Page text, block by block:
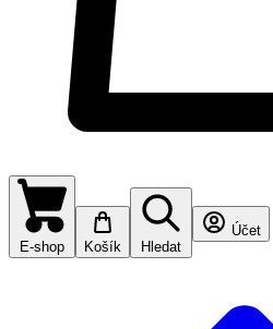
E-shop Košík Hledat
Účet